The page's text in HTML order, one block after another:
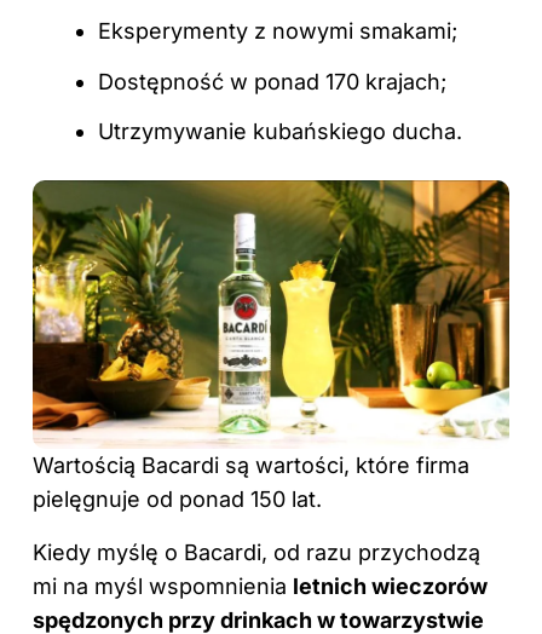
Eksperymenty z nowymi smakami;
Dostępność w ponad 170 krajach;
Utrzymywanie kubańskiego ducha.
Wartością Bacardi są wartości, które firma
pielęgnuje od ponad 150 lat.
Kiedy myślę o Bacardi, od razu przychodzą
mi na myśl wspomnienia letnich wieczorów
spędzonych przy drinkach w towarzystwie